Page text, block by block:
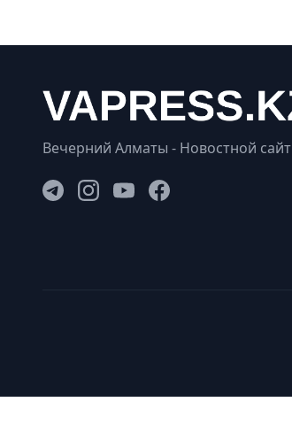
Вечерний Алматы - Новостной сайт